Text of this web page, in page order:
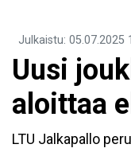
Julkaistu: 05.07.2025
Uusi
aloittaa
LTU Jalkapallo